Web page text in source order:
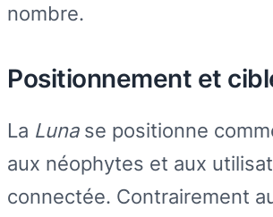
nombre.
Positionnement et
La Lunase positionne
aux néophytes et aux
connectée. Contrairement